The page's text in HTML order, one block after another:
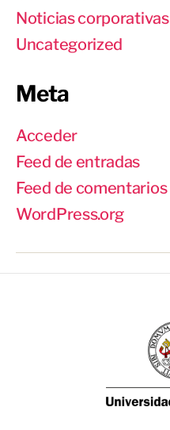
Noticias corporativas
Uncategorized
Meta
Acceder
Feed de entradas
Feed de comentarios
WordPress.org